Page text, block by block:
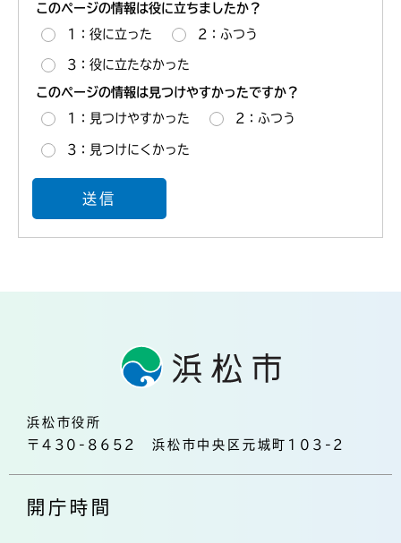
このページの情報は役に立ちましたか？
1：役に立った 2：ふつう
3：役に立たなかった
このページの情報は見つけやすかったですか？
1：見つけやすかった 2：ふつう
3：見つけにくかった
浜松市役所
〒430-8652 浜松市中央区元城町103-2
開庁時間